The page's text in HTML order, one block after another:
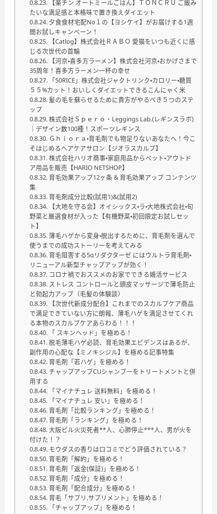
【楽チン オートミールごはん】ＴＯＮＣＲＵ ご飯み
たいな満足感と本格味で置き換えダイエット
夕食食材宅配No１の【ヨシケイ】がお届けする1週
間お試しキャンペーン！
【Catlog】株式会社ＲＡＢＯ 愛猫をいつも近くに感
じる次世代の首輪
【河京・喜多方ラーメン】株式会社河京・おかげさまで
35周年！喜多方ラーメン一杯の幸せ
「50RICE」株式会社ジャクトリンク・カロリー・糖質
５５%カット！おいしくダイエットできるこんにゃく米
髪の毛を蘇らせるために貴方がやるべき５つのステ
ップ
株式会社Ｓｐｅｒｏ・Leggings Lab.(レギンスラボ)
｜デザイン数100種！スポーツレギンス
Ｇｈｉｏｒａ・育毛剤でも物足りないあなたへ！今こ
そはじめるヘアケアサロン【ジオラスカルプ】
株式会社ハリオ商事・家庭用品からペット・アウトド
ア用品を販売【HARIO NETSHOP】
育毛効果アップ12ヶ条 & 育毛効果アップ コンテンツ
集
育毛剤成分比較(試用1)&(試用2)
【大地を守る会】オイシックス・ラ・大地株式会社・旬
野菜と厳選食材が入った【有機野菜・初回限定お試しセッ
ト】
薄毛ハゲから変身・脱出するために、育毛剤を選んで
使うまでの成功ストーリーを考えてみる
育毛阻害する5αリダクターゼ にはウルトラ育毛剤・
リニューアル新型チャップアップが効く！
コロナ禍でおススメのお家でできる婚活サービス
ストレス コントロールと頭皮マッサージで薄毛防止
と勃起力アップ（毛髪の体験談）
【次世代新成分配合】これまでのスカルプケア商品
で満足できていない方に朗報、薄毛ハゲを満足させてくれ
る本物のスカルプケアあらわる！！！
「 スキンヘッド」を極める！
脱毛薄毛ハゲ必読、育毛効果エビデンスはあるが、
副作用の心配な【ミノキシジル】を極める記事特集
育毛剤「若ハゲ」を極める！
チャップアップCUシャンプーをトリートメントと併
用する
「マイナチュレ 送料無料」を極める！
「マイナチュレ 安い」を極める！
育毛剤「比較ランキング」を極める！
育毛剤「ランキング」を極める！
大阪ビル火災死者**人、心肺停止***人、男が火を
付けた！？
モウダスの香りは口コミでどう評価されている？
育毛剤「解約」を極める！
育毛剤「返金(保証)」を極める！
育毛剤「成分」を極める！
育毛剤「配合成分」を極める！
育毛「サプリ,サプリメント」を極める！
「チャップアップ」を極める！